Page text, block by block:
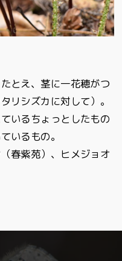
とえ、茎に一花穂がつ
リシズカに対して）。
いるちょっとしたもの
いるもの。
春紫苑）、ヒメジョオ